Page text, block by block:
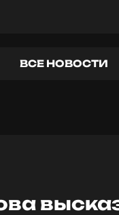
ВСЕ НОВОСТИ